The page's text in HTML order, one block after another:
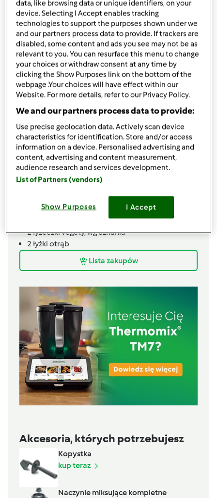
podziel się przepisem
Stwórz wariant
placki z cukinii z ziemniakami
200gziemniaków,2 duże ziemniaki
550gcukinia
2jajka
150 gmąki
mąki ziemniaczanej
łyżeczkisoli
2łyżeczkivegety,wg uznania
2łyżki otrąb
Lista zakupów
Akcesoria, których potrzebujesz
Kopystka
kup teraz
Naczynie miksujące kompletne
data, like browsing data or unique identifiers, on your
device. Selecting I Accept enables tracking
technologies to support the purposes shown under we
and our partners process data to provide. If trackers are
disabled, some content and ads you see may not be as
relevant to you. You can resurface this menu to change
your choices or withdraw consent at any time by
clicking the Show Purposes link on the bottom of the
webpage .Your choices will have effect within our
Website. For more details, refer to our Privacy Policy.
We and our partners process data to provide:
Use precise geolocation data. Actively scan device
characteristics for identification. Store and/or access
information on a device. Personalised advertising and
content, advertising and content measurement,
audience research and services development.
List of Partners (vendors)
Show Purposes I Accept